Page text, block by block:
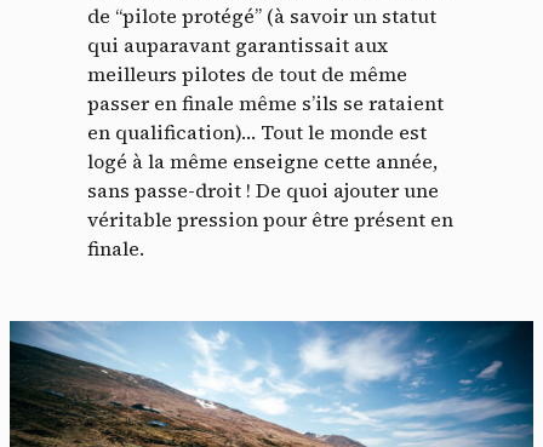
de “pilote protégé” (à savoir un statut
qui auparavant garantissait aux
meilleurs pilotes de tout de même
passer en finale même s’ils se rataient
en qualification)… Tout le monde est
logé à la même enseigne cette année,
sans passe-droit ! De quoi ajouter une
véritable pression pour être présent en
finale.